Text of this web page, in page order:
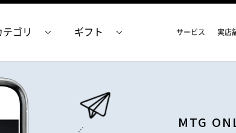
テゴリ ギフト サービス 実店
MTG